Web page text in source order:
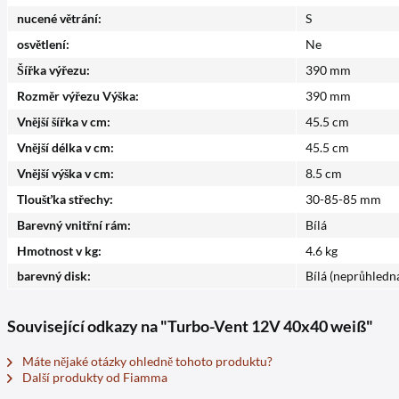
nucené větrání:
S
osvětlení:
Ne
Šířka výřezu:
390 mm
Rozměr výřezu Výška:
390 mm
Vnější šířka v cm:
45.5 cm
Vnější délka v cm:
45.5 cm
Vnější výška v cm:
8.5 cm
Tloušťka střechy:
30-85-85 mm
Barevný vnitřní rám:
Bílá
Hmotnost v kg:
4.6 kg
barevný disk:
Bílá
Související odkazy na "Turbo-Vent 12V 40x40 weiß"
Máte nějaké otázky ohledně tohoto produktu?
Další produkty od Fiamma